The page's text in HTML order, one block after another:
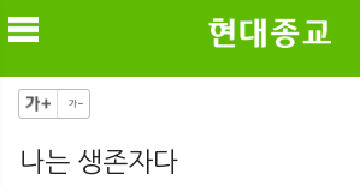
나는 생존자다